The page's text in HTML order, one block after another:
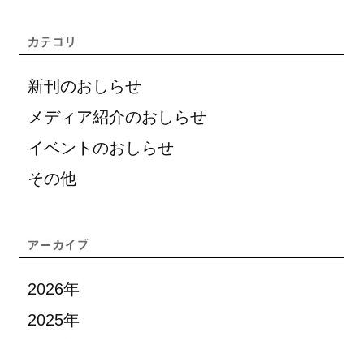
新刊のおしらせ
メディア紹介のおしらせ
イベントのおしらせ
その他
2026年
2025年